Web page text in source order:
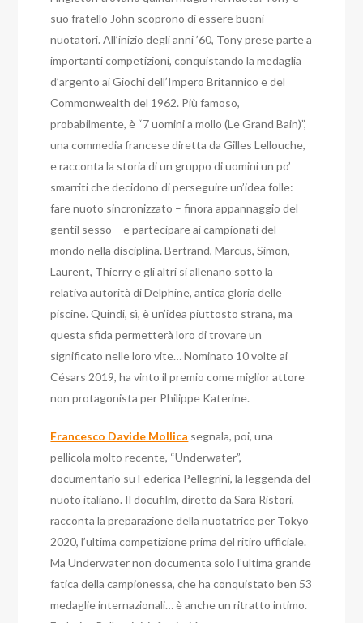
suo fratello John scoprono di essere buoni
nuotatori. All’inizio degli anni ’60, Tony prese parte a
importanti competizioni, conquistando la medaglia
d’argento ai Giochi dell’Impero Britannico e del
Commonwealth del 1962. Più famoso,
probabilmente, è “7 uomini a mollo (Le Grand Bain)”,
una commedia francese diretta da Gilles Lellouche,
e racconta la storia di un gruppo di uomini un po’
smarriti che decidono di perseguire un’idea folle:
fare nuoto sincronizzato – finora appannaggio del
gentil sesso – e partecipare ai campionati del
mondo nella disciplina. Bertrand, Marcus, Simon,
Laurent, Thierry e gli altri si allenano sotto la
relativa autorità di Delphine, antica gloria delle
piscine. Quindi, sì, è un’idea piuttosto strana, ma
questa sfida permetterà loro di trovare un
significato nelle loro vite… Nominato 10 volte ai
Césars 2019, ha vinto il premio come miglior attore
non protagonista per Philippe Katerine.
Francesco Davide Mollica segnala, poi, una
pellicola molto recente, “Underwater”,
documentario su Federica Pellegrini, la leggenda del
nuoto italiano. Il docufilm, diretto da Sara Ristori,
racconta la preparazione della nuotatrice per Tokyo
2020, l’ultima competizione prima del ritiro ufficiale.
Ma Underwater non documenta solo l’ultima grande
fatica della campionessa, che ha conquistato ben 53
medaglie internazionali… è anche un ritratto intimo.